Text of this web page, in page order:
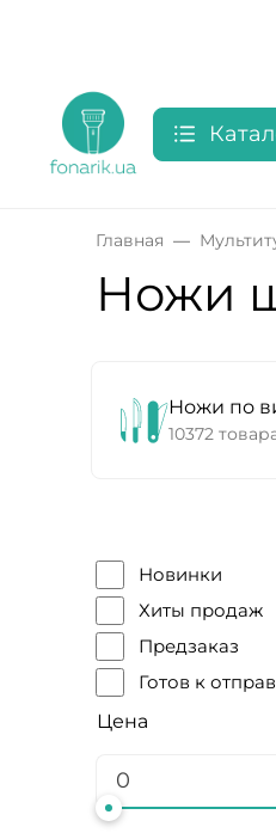
Главная
Ножи
Ножи по
10372
Новинки
Хиты продаж
Предзаказ
Готов к
Цена